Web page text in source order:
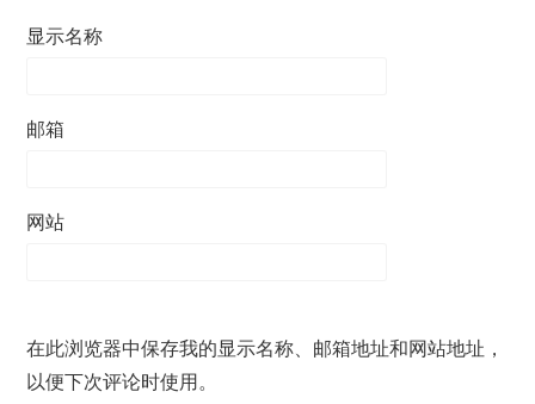
显示名称
邮箱
网站
在此浏览器中保存我的显示名称、邮箱地址和网站地址，
以便下次评论时使用。